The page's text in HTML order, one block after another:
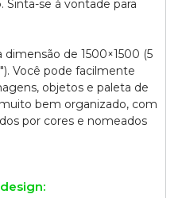
Sinta-se à vontade para
de 1500×1500 (5
Você pode facilmente
objetos e paleta de
bem organizado, com
por cores e nomeados